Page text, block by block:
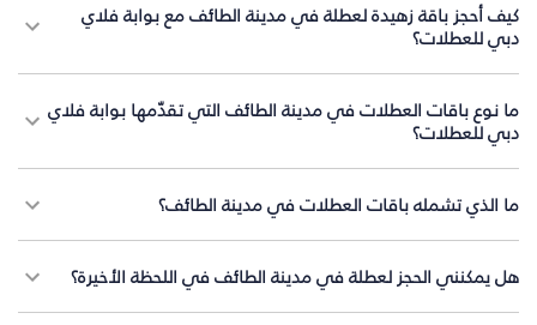
كيف أحجز باقة زهيدة لعطلة في مدينة الطائف مع بوابة فلاي
دبي للعطلات؟
ما نوع باقات العطلات في مدينة الطائف التي تقدّمها بوابة فلاي
دبي للعطلات؟
ما الذي تشمله باقات العطلات في مدينة الطائف؟
هل يمكنني الحجز لعطلة في مدينة الطائف في اللحظة الأخيرة؟